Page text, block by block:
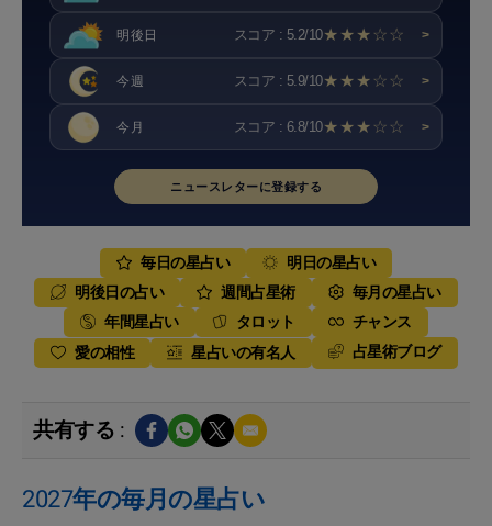
明後日 スコア : 5.2/10★★★☆☆ >
今週 スコア : 5.9/10★★★☆☆ >
今月 スコア : 6.8/10★★★☆☆ >
ニュースレターに登録する
毎日の星占い
明日の星占い
明後日の占い
週間占星術
毎月の星占い
年間星占い
タロット
チャンス
愛の相性
星占いの有名人 占星術ブログ
共有する :
2027年の毎月の星占い